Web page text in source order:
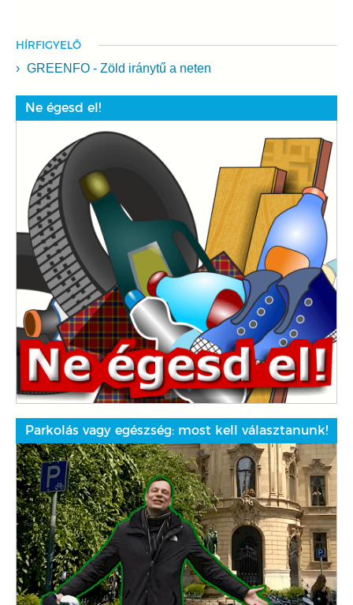
HÍRFIGYELŐ
GREENFO - Zöld iránytű a neten
Ne égesd el!
Parkolás vagy egészség: most kell választanunk!